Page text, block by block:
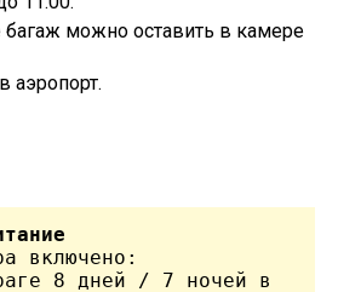
можно оставить в камере
аэропорт.
включено:
8 дней / 7 ночей в